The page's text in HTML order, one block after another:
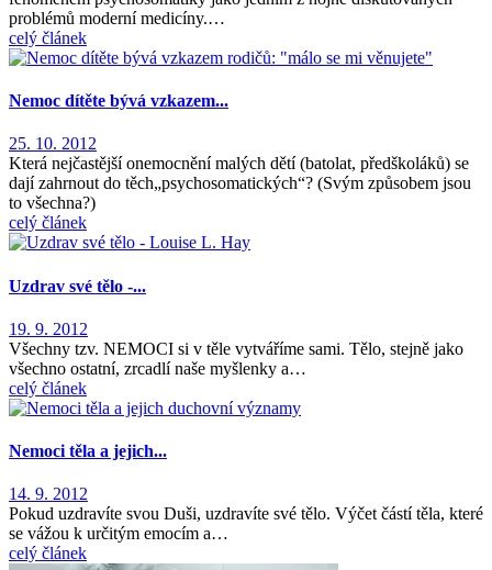
problémů moderní medicíny.…
celý článek
Nemoc dítěte bývá vzkazem...
25. 10. 2012
Která nejčastější onemocnění malých dětí (batolat, předškoláků) se
dají zahrnout do těch„psychosomatických“? (Svým způsobem jsou
to všechna?)
celý článek
Uzdrav své tělo -...
19. 9. 2012
Všechny tzv. NEMOCI si v těle vytváříme sami. Tělo, stejně jako
všechno ostatní, zrcadlí naše myšlenky a…
celý článek
Nemoci těla a jejich...
14. 9. 2012
Pokud uzdravíte svou Duši, uzdravíte své tělo. Výčet částí těla, které
se vážou k určitým emocím a…
celý článek